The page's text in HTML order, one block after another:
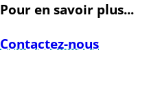
Pour en savoir plus...
Contactez-nous